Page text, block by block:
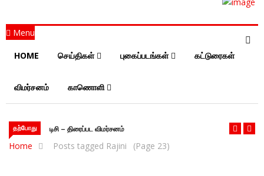
Menu
HOME செய்திகள் புகைப்படங்கள் கட்டுரைகள்
விமர்சனம் காணொளி
தற்போது டிசி – திரைப்பட விமர்சனம்
Home Posts tagged Rajini (Page 23)